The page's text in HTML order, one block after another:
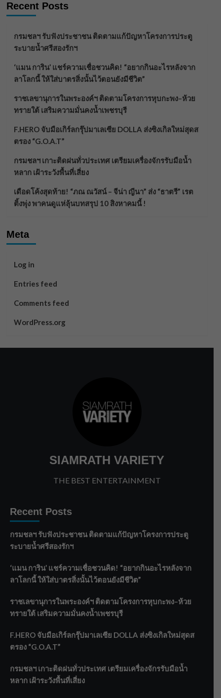
Recent Posts
กรมชลฯ รับฟังประชาชน ติดตามแก้ปัญหาโครงการประตู
ระบายน้ำศรีสองรักฯ
‘แมน การิน’ แชร์ความเชื่อชวนคิด! “อยากกินอะไรหลังจาก
ลาโลกนี้ ให้ใส่บาตรสิ่งนั้นไว้ตอนยังมีชีวิต”
ราชเลขานุการในพระองค์ฯ ติดตามโครงการหุบกะพง–ห้วย
ทรายใต้ เสริมความมั่นคงน้ำเพชรบุรี
F.HERO จับมือเกิร์ลกรุ๊ปมาเลเซีย DOLLA ส่งซิงเกิลใหม่สุดส
ตรอง “G.O.A.T”
กรมชลฯ เกาะติดฝนทั่วประเทศ เตรียมเครื่องจักรรับมือน้ำ
หลาก เฝ้าระวังพื้นที่เสี่ยง
เดือดโค้งสุดท้าย! “ภณ ณวัสน์ – จีน่า ญีนา” ส่ง “ธาตรี” เรต
ติ้งพุ่ง พาคนดูแห่ลุ้นบทสรุป 10 สิงหาคมนี้ !
Meta
Log in
Entries feed
Comments feed
WordPress.org
SIAMRATH VARIETY
THE BEST ENTERTAINMENT
Recent Posts
กรมชลฯ รับฟังประชาชน ติดตามแก้ปัญหาโครงการประตู
ระบายน้ำศรีสองรักฯ
‘แมน การิน’ แชร์ความเชื่อชวนคิด! “อยากกินอะไรหลังจาก
ลาโลกนี้ ให้ใส่บาตรสิ่งนั้นไว้ตอนยังมีชีวิต”
ราชเลขานุการในพระองค์ฯ ติดตามโครงการหุบกะพง–ห้วย
ทรายใต้ เสริมความมั่นคงน้ำเพชรบุรี
F.HERO จับมือเกิร์ลกรุ๊ปมาเลเซีย DOLLA ส่งซิงเกิลใหม่สุดส
ตรอง “G.O.A.T”
กรมชลฯ เกาะติดฝนทั่วประเทศ เตรียมเครื่องจักรรับมือน้ำ
หลาก เฝ้าระวังพื้นที่เสี่ยง